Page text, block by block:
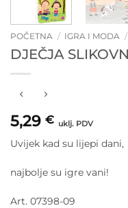
POČETNA / IGRA I MODA /
DJEČJA
5,29 € uklj. PDV
Uvijek kad su lijepi dani,
najbolje su igre vani!
Art. 07398-09